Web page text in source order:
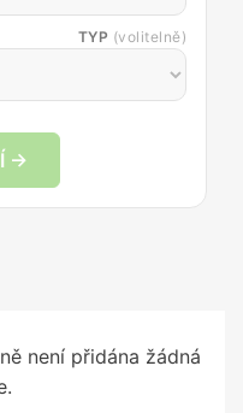
TYP (volitelně)
→
není přidána žádná